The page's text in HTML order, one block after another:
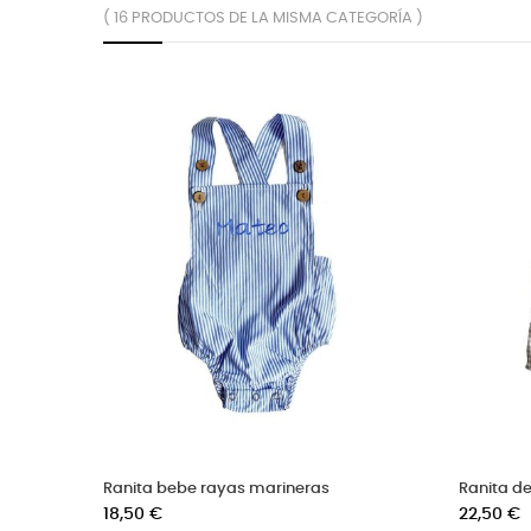
( 16 PRODUCTOS DE LA MISMA CATEGORÍA )
Ranita bebe vichy rosa volantes Vestido de piqué